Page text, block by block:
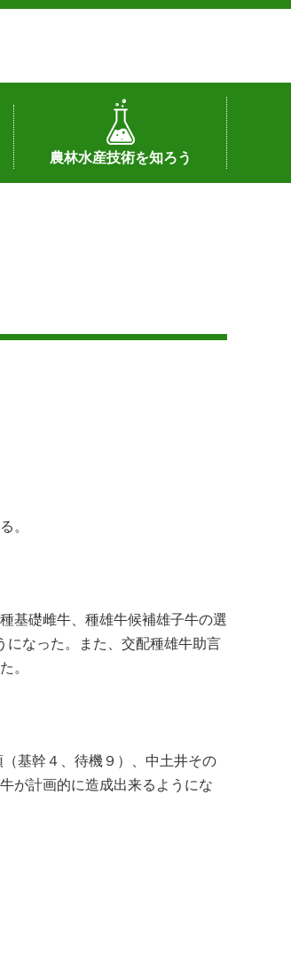
農林水産技術を知ろう
センターの話題
私の試験研究
試験研究課題
第6期中期業務計画
オンライン研究報告
刊行物
知的財産に関する相談窓口
。
基礎雌牛、種雄牛候補雄子牛の選
になった。また、交配種雄牛助言
。
基幹４、待機９）、中土井その
が計画的に造成出来るようにな